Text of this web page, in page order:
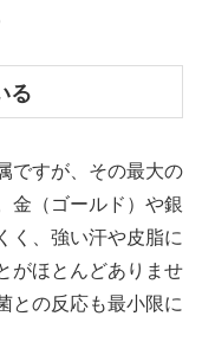
る
ですが、その最大の
金（ゴールド）や銀
く、強い汗や皮脂に
がほとんどありませ
との反応も最小限に